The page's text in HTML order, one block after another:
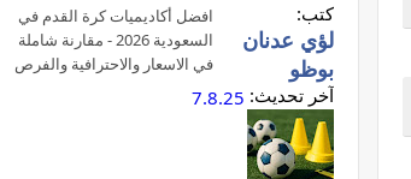
افضل أكاديميات كرة القدم في
السعودية 2026 - مقارنة شاملة
في الاسعار والاحترافية والفرص
كتب:
لؤي عدنان
بوظو
آخر تحديث: 7.8.25